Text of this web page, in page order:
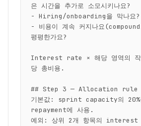
은 시간을 추가로 소모시키나요?
- Hiring/onboarding을 막나요?
- 비용이 계속 커지나요
평평한가요?
Interest rate × 해당 영역의 작
당 총비용.
## Step 3 — Allocation rule
기본값: sprint capacity의
repayment에 사용.
예외: 상위 2개 항목의 interest